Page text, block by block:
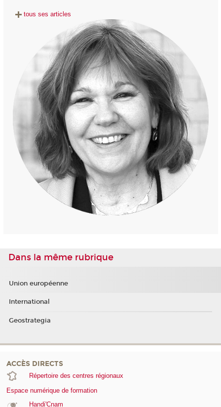
tous ses articles
Dans la même rubrique
Union européenne
International
Geostrategia
ACCÈS DIRECTS
Répertoire des centres régionaux
Espace numérique de formation
Handi'Cnam